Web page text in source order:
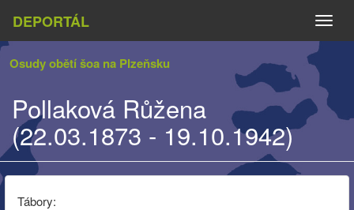
DEPORTÁL
Osudy obětí šoa na Plzeňsku
Pollaková Růžena
(22.03.1873 - 19.10.1942)
Tábory: